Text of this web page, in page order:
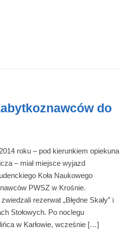
do
roku – pod kierunkiem opiekuna
– miał miejsce wyjazd
Koła Naukowego
PWSZ w Krośnie.
rezerwat „Błędne Skały” i
Stołowych. Po noclegu
w Karłowie, wcześnie […]